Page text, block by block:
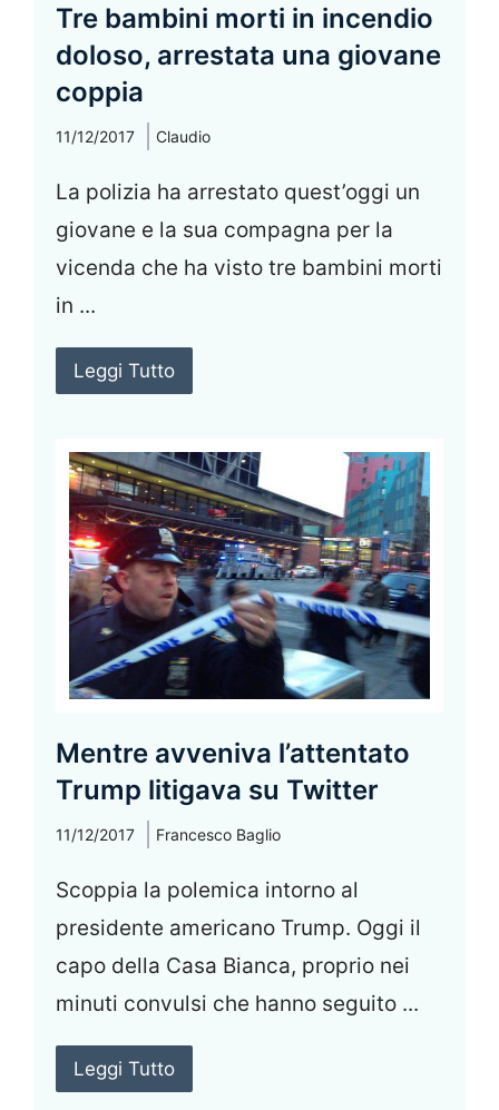
Tre bambini morti in incendio
doloso, arrestata una giovane
coppia
11/12/2017 Claudio
La polizia ha arrestato quest’oggi un
giovane e la sua compagna per la
vicenda che ha visto tre bambini morti
in ...
Leggi Tutto
Mentre avveniva l’attentato
Trump litigava su Twitter
11/12/2017 Francesco Baglio
Scoppia la polemica intorno al
presidente americano Trump. Oggi il
capo della Casa Bianca, proprio nei
minuti convulsi che hanno seguito ...
Leggi Tutto